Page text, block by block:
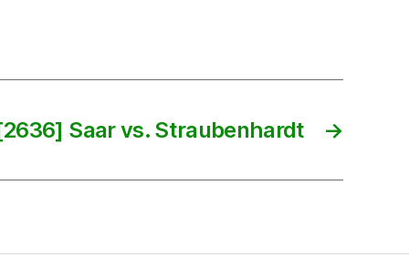
→
Saar vs. Straubenhardt